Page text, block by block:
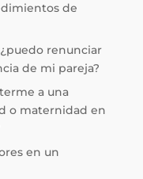
de
renunciar
de mi pareja?
a una
o maternidad en
en un